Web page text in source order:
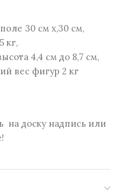
30 см х,30 см,
кг,
4,4 см до 8,7 см,
вес фигур 2 кг
на доску надпись или